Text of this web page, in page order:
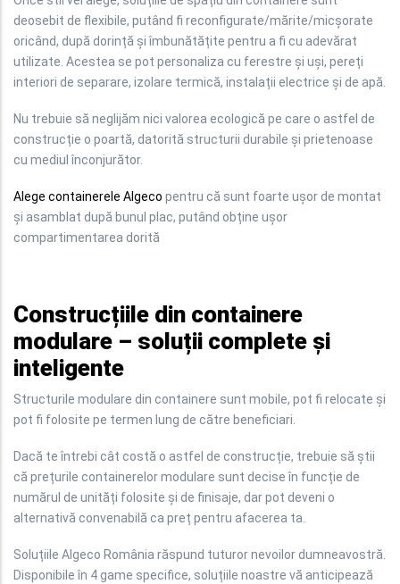
deosebit de flexibile, putând fi reconfigurate/mărite/micșorate
oricând, după dorință și îmbunătățite pentru a fi cu adevărat
utilizate. Acestea se pot personaliza cu ferestre și uși, pereți
interiori de separare, izolare termică, instalații electrice și de apă.
Nu trebuie să neglijăm nici valorea ecologică pe care o astfel de
construcție o poartă, datorită structurii durabile şi prietenoase
cu mediul înconjurător.
Alege containerele Algeco pentru că sunt foarte ușor de montat
și asamblat după bunul plac, putând obține uşor
compartimentarea dorită
Construcțiile din containere
modulare – soluții complete şi
inteligente
Structurile modulare din containere sunt mobile, pot fi relocate și
pot fi folosite pe termen lung de către beneficiari.
Dacă te întrebi cât costă o astfel de construcție, trebuie să știi
că prețurile containerelor modulare sunt decise în funcție de
numărul de unități folosite și de finisaje, dar pot deveni o
alternativă convenabilă ca preț pentru afacerea ta.
Soluțiile Algeco România răspund tuturor nevoilor dumneavostră.
Disponibile în 4 game specifice, soluțiile noastre vă anticipează